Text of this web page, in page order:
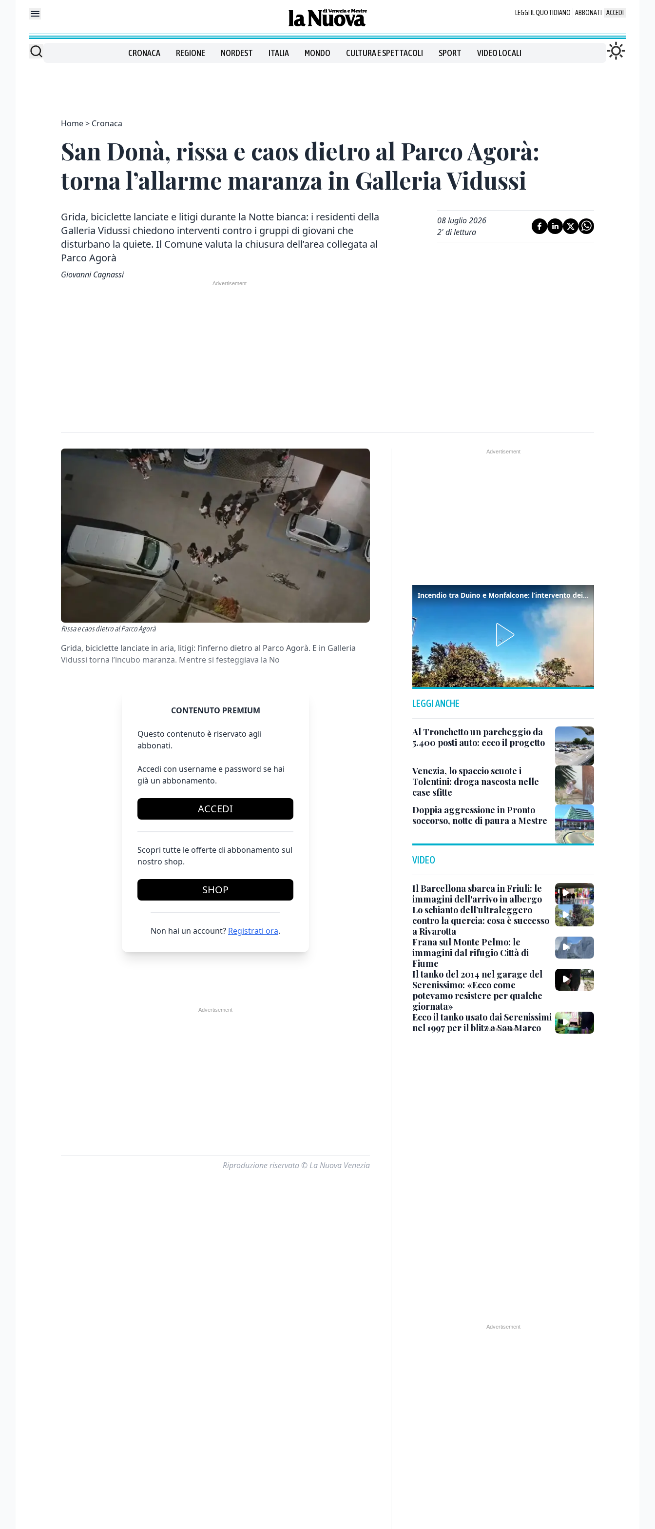
LEGGI IL QUOTIDIANO ABBONATI ACCEDI
CRONACA REGIONE NORDEST ITALIA MONDO CULTURA E SPETTACOLI SPORT VIDEO LOCALI
Home Cronaca
San Donà, rissa e caos dietro al Parco Agorà:
torna l’allarme maranza in Galleria Vidussi
Grida, biciclette lanciate e litigi durante la Notte bianca: i residenti della
Galleria Vidussi chiedono interventi contro i gruppi di giovani che
disturbano la quiete. Il Comune valuta la chiusura dell’area collegata al
Parco Agorà
Giovanni Cagnassi
08 luglio 2026
2' di lettura
Rissa e caos dietro al Parco Agorà
Grida, biciclette lanciate in aria, litigi: l’inferno dietro al Parco Agorà. E in Galleria
Vidussi torna l’incubo maranza. Mentre si festeggiava la No
CONTENUTO PREMIUM
Questo contenuto è riservato agli
abbonati.
Accedi con username e password se hai
già un abbonamento.
ACCEDI
Scopri tutte le offerte di abbonamento sul
nostro shop.
SHOP
Non hai un account? Registrati ora.
Riproduzione riservata © La Nuova Venezia
Incendio tra Duino e Monfalcone: l’intervento dei vigili del fuoco
LEGGI ANCHE
Al Tronchetto un parcheggio da
5.400 posti auto: ecco il progetto
Venezia, lo spaccio scuote i
Tolentini: droga nascosta nelle
case sfitte
Doppia aggressione in Pronto
soccorso, notte di paura a Mestre
VIDEO
Il Barcellona sbarca in Friuli: le
immagini dell'arrivo in albergo
Lo schianto dell’ultraleggero
contro la quercia: cosa è successo
a Rivarotta
Frana sul Monte Pelmo: le
immagini dal rifugio Città di
Fiume
Il tanko del 2014 nel garage del
Serenissimo: «Ecco come
potevamo resistere per qualche
giornata»
Ecco il tanko usato dai Serenissimi
nel 1997 per il blitz a San Marco